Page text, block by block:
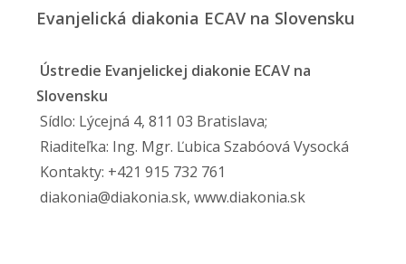
Evanjelická diakonia ECAV na Slovensku
Ústredie Evanjelickej diakonie ECAV na
Slovensku
Sídlo: Lýcejná 4, 811 03 Bratislava;
Riaditeľka: Ing. Mgr. Ľubica Szabóová Vysocká
Kontakty: +421 915 732 761
diakonia@diakonia.sk, www.diakonia.sk